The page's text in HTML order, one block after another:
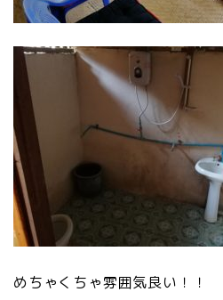
めちゃくちゃ雰囲気良い！！